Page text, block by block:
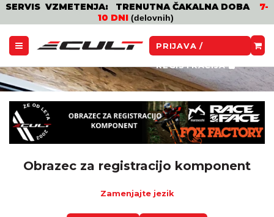
SERVIS VZMETENJA: TRENUTNA ČAKALNA DOBA 7-
10 DNI (delovnih)
PRIJAVA /
REGISTRACIJA
Obrazec za registracijo komponent
Zamenjajte jezik